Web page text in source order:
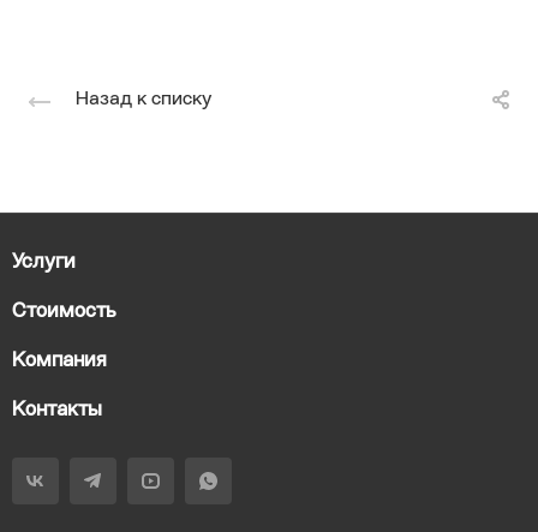
Назад к списку
Услуги
Стоимость
Компания
Контакты